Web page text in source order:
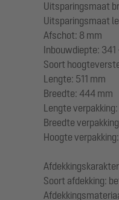
Uitsparingsmaat
Uitsparingsmaat
Afschot: 8 mm
Inbouwdiepte: 341
Soort
Lengte: 511 mm
Breedte: 444 mm
Lengte
Breedte
Hoogte
Soort afdekking: